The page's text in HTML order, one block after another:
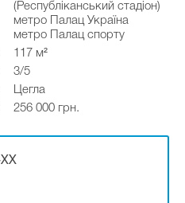
(Республіканський стадіон)
метро Палац Україна
метро Палац спорту
117 м²
3/5
Цегла
256 000 грн.